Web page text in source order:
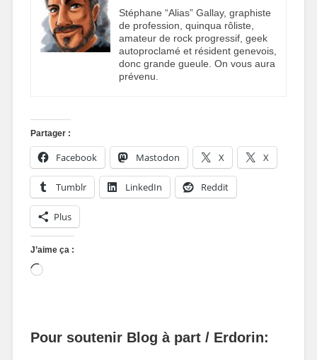
Stéphane “Alias” Gallay, graphiste
de profession, quinqua rôliste,
amateur de rock progressif, geek
autoproclamé et résident genevois,
donc grande gueule. On vous aura
prévenu.
Partager :
Facebook Mastodon X X
Tumblr LinkedIn Reddit
Plus
J’aime ça :
Pour soutenir Blog à part / Erdorin: